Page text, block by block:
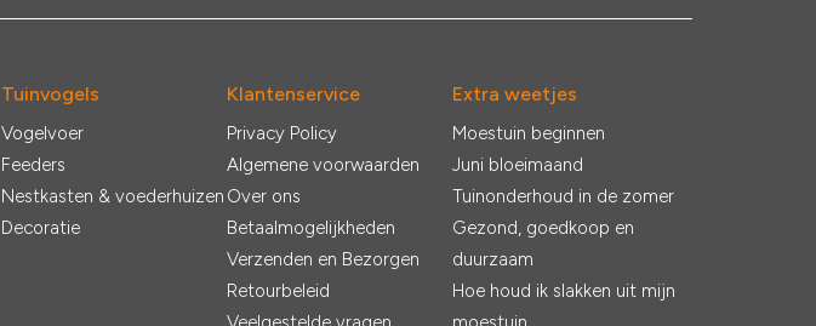
Tuinvogels
Vogelvoer
Feeders
Nestkasten & voederhuizen
Decoratie
Klantenservice
Privacy Policy
Algemene voorwaarden
Over ons
Betaalmogelijkheden
Verzenden en Bezorgen
Retourbeleid
Extra weetjes
Moestuin beginnen
Juni bloeimaand
Tuinonderhoud in de zomer
Gezond, goedkoop en
duurzaam
Hoe houd ik slakken uit mijn